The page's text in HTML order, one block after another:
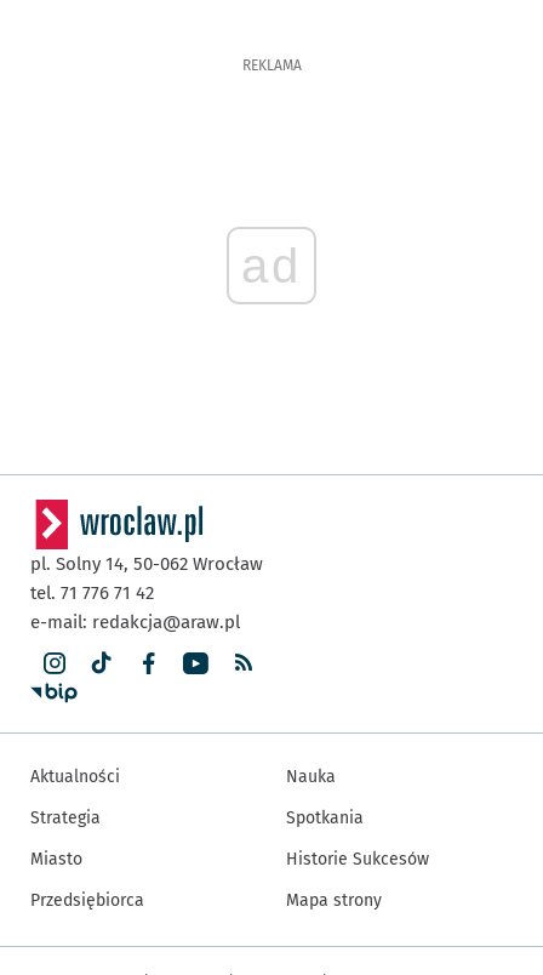
REKLAMA
ad
pl. Solny 14, 50-062 Wrocław
tel. 71 776 71 42
e-mail: redakcja@araw.pl
Aktualności
Strategia
Miasto
Przedsiębiorca
Nauka
Spotkania
Historie Sukcesów
Mapa strony
Inne informacje